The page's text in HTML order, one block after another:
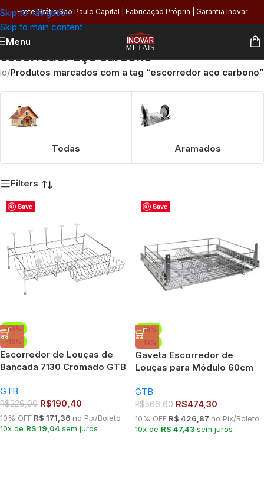
Skip to navigation
Skip to main content
Frete Grátis São Paulo Capital | Fabricação Própria | Garantia Inovar
Menu
escorredor aço carbono
/Produtos marcados com a tag “escorredor aço carbono”
Todas Aramados
Filters
Save
-16%
-16%
Escorredor de Louças de
Bancada 7130 Cromado GTB
Cesto para Talheres
GTB
R$226,00 R$190,40
10% OFF R$ 171,36 no Pix/Boleto
10x de R$ 19,04 sem juros
Save
-16%
-16%
Gaveta Escorredor de
Louças para Módulo 60cm
GTB
R$566,60 R$474,30
10% OFF R$ 426,87 no Pix/Boleto
10x de R$ 47,43 sem juros